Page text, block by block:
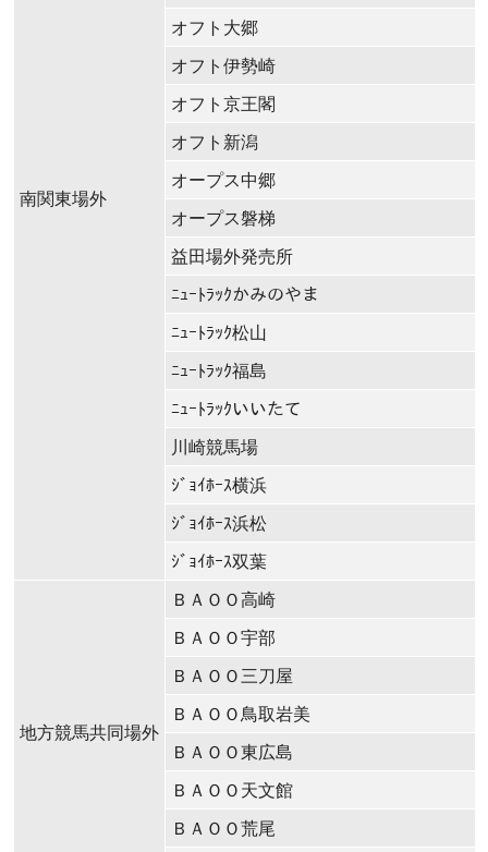
南関東場外
オフト大郷
オフト伊勢崎
オフト京王閣
オフト新潟
オープス中郷
オープス磐梯
益田場外発売所
ﾆｭｰﾄﾗｯｸかみのやま
ﾆｭｰﾄﾗｯｸ松山
ﾆｭｰﾄﾗｯｸ福島
ﾆｭｰﾄﾗｯｸいいたて
川崎競馬場
ｼﾞｮｲﾎｰｽ横浜
ｼﾞｮｲﾎｰｽ浜松
ｼﾞｮｲﾎｰｽ双葉
地方競馬共同場外
ＢＡＯＯ高崎
ＢＡＯＯ宇部
ＢＡＯＯ三刀屋
ＢＡＯＯ鳥取岩美
ＢＡＯＯ東広島
ＢＡＯＯ天文館
ＢＡＯＯ荒尾